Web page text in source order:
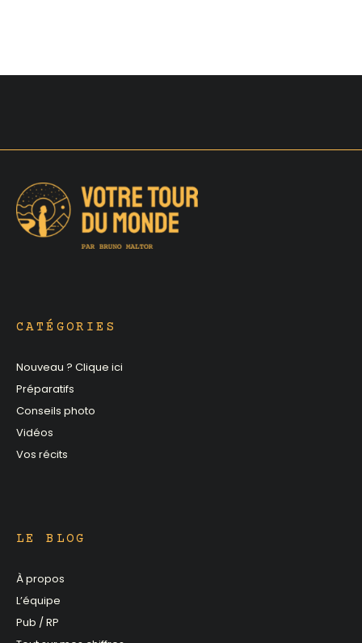
CATÉGORIES
Nouveau ? Clique ici
Préparatifs
Conseils photo
Vidéos
Vos récits
LE BLOG
À propos
L’équipe
Pub / RP